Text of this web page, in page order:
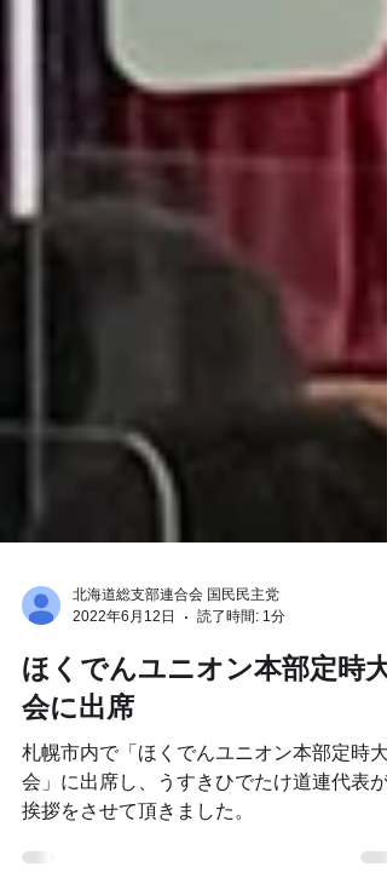
2022年6月12日
読了時間: 1分
ほくでんユニオン本部定時大
会に出席
札幌市内で「ほくでんユニオン本部定時大
挨拶をさせて頂きました。